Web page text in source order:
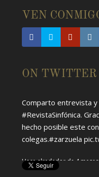
VEN
ON TWITTER
#RevistaSinfónica.
hecho posible este
colegas.#zarzuela